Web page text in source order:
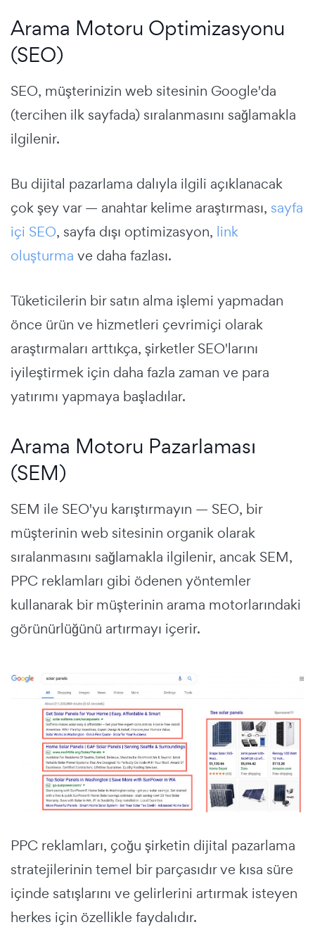
Arama Motoru Optimizasyonu
(SEO)
SEO, müşterinizin web sitesinin Google'da
(tercihen ilk sayfada) sıralanmasını sağlamakla
ilgilenir.
Bu dijital pazarlama dalıyla ilgili açıklanacak
çok şey var — anahtar kelime araştırması, sayfa
içi SEO, sayfa dışı optimizasyon, link
oluşturma ve daha fazlası.
Tüketicilerin bir satın alma işlemi yapmadan
önce ürün ve hizmetleri çevrimiçi olarak
araştırmaları arttıkça, şirketler SEO'larını
iyileştirmek için daha fazla zaman ve para
yatırımı yapmaya başladılar.
Arama Motoru Pazarlaması
(SEM)
SEM ile SEO'yu karıştırmayın — SEO, bir
müşterinin web sitesinin organik olarak
sıralanmasını sağlamakla ilgilenir, ancak SEM,
PPC reklamları gibi ödenen yöntemler
kullanarak bir müşterinin arama motorlarındaki
görünürlüğünü artırmayı içerir.
PPC reklamları, çoğu şirketin dijital pazarlama
stratejilerinin temel bir parçasıdır ve kısa süre
içinde satışlarını ve gelirlerini artırmak isteyen
herkes için özellikle faydalıdır.